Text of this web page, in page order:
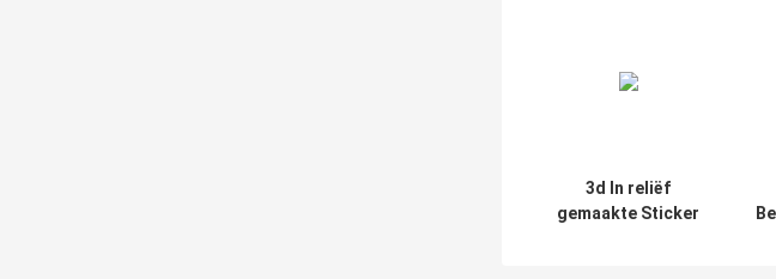
3d In reliëf
gemaakte Sticker